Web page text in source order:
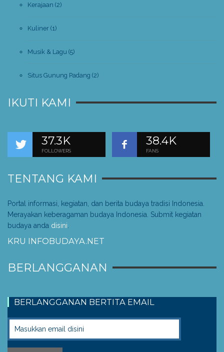
Kerajaan (2)
Kuliner (1)
Musik & Lagu (5)
Situs Gunung Padang (2)
IKUTI KAMI
37.3K
FOLLOWERS
38.4K
FANS
TENTANG KAMI
Portal informasi, kegiatan, dan berita budaya tradisi Indonesia.
Merayakan keberagaman budaya Indonesia. Submit kegiatan
budaya anda disini
KRU INFOBUDAYA.NET
BERLANGGANAN
BERLANGGANAN BERTITA EMAIL